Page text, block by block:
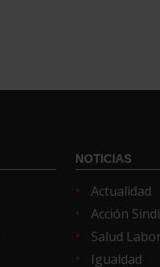
NOTICIAS
Actualidad
Acción
Salud
Igualdad